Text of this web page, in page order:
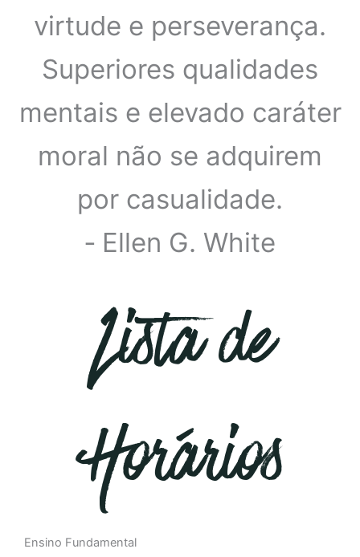
virtude e perseverança.
Superiores qualidades
mentais e elevado caráter
moral não se adquirem
por casualidade.
‐ Ellen G. White
Lista de
Horários
Ensino Fundamental